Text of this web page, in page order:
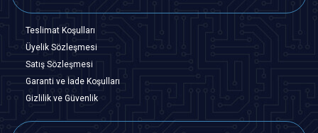
Teslimat Koşulları
Üyelik Sözleşmesi
Satış Sözleşmesi
Garanti ve İade Koşulları
Gizlilik ve Güvenlik